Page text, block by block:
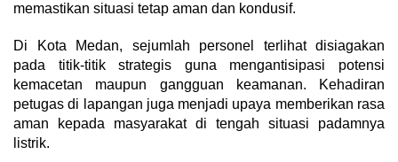
memastikan situasi tetap aman dan kondusif.
Di Kota Medan, sejumlah personel terlihat disiagakan
pada titik-titik strategis guna mengantisipasi potensi
kemacetan maupun gangguan keamanan. Kehadiran
petugas di lapangan juga menjadi upaya memberikan rasa
aman kepada masyarakat di tengah situasi padamnya
listrik.